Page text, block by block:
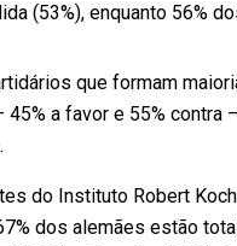
(53%), enquanto 56%
que formam
45% a favor e 55%
do Instituto Robert
dos alemães estão